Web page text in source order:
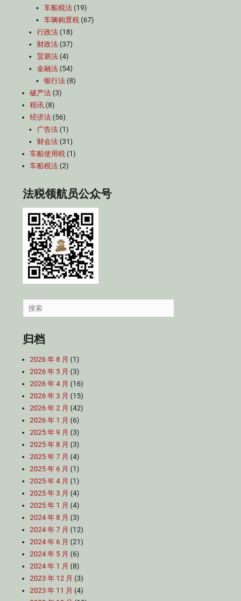
车船税法 (19)
车辆购置税 (67)
行政法 (18)
财政法 (37)
贸易法 (4)
金融法 (54)
银行法 (8)
破产法 (3)
税讯 (8)
经济法 (56)
广告法 (1)
财会法 (31)
车船使用税 (1)
车船税法 (2)
法税领航员公众号
Search
for:
归档
2026 年 8 月 (1)
2026 年 5 月 (3)
2026 年 4 月 (16)
2026 年 3 月 (15)
2026 年 2 月 (42)
2026 年 1 月 (6)
2025 年 9 月 (3)
2025 年 8 月 (3)
2025 年 7 月 (4)
2025 年 6 月 (1)
2025 年 4 月 (1)
2025 年 3 月 (4)
2025 年 1 月 (4)
2024 年 8 月 (3)
2024 年 7 月 (12)
2024 年 6 月 (21)
2024 年 5 月 (6)
2024 年 1 月 (8)
2023 年 12 月 (3)
2023 年 11 月 (4)